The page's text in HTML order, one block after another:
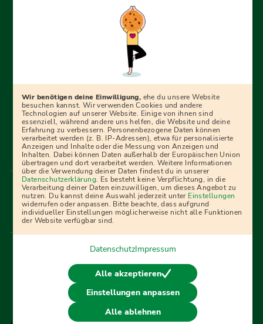
Erfolgreich bewerben mit Ausbildungspark: Wir
begleiten dich Schritt für Schritt bei deinem Start in den
Ratgebern und Prüfungspaketen, interaktiven
Videokursen und vielem mehr. Für alle, die was werden
wollen!
Menü Fußleiste
Impressum Bildquellen Presse
Mediadaten
Partner
AGB Datenschutz
Widerrufsbelehrung
Bestellung
Affiliate Partner Cookies
Vertrag widerrufen
© 2026 Ausbildungspark Verlag. Alle Rechte vorbehalten.
Wir benötigen deine Einwilligung, ehe du unsere Website
besuchen kannst. Wir verwenden Cookies und andere
Technologien auf unserer Website. Einige von ihnen sind
essenziell, während andere uns helfen, die Website und deine
Erfahrung zu verbessern. Personenbezogene Daten können
verarbeitet werden (z. B. IP-Adressen), etwa für personalisierte
Anzeigen und Inhalte oder die Messung von Anzeigen und
Inhalten. Dabei können Daten außerhalb der Europäischen Union
übertragen und dort verarbeitet werden. Weitere Informationen
über die Verwendung deiner Daten findest du in unserer
Datenschutzerklärung. Es besteht keine Verpflichtung, in die
Verarbeitung deiner Daten einzuwilligen, um dieses Angebot zu
nutzen. Du kannst deine Auswahl jederzeit unter Einstellungen
widerrufen oder anpassen. Bitte beachte, dass aufgrund
individueller Einstellungen möglicherweise nicht alle Funktionen
der Website verfügbar sind.
DatenschutzImpressum
Alle akzeptieren
Einstellungen anpassen
Alle ablehnen